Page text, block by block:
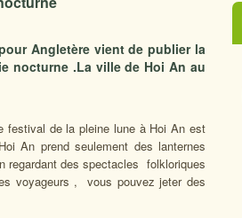
Angletère vient de publier la
nocturne .La ville de Hoi An au
festival de la pleine lune à Hoi An est
An prend seulement des lanternes
regardant des spectacles folkloriques
voyageurs , vous pouvez jeter des